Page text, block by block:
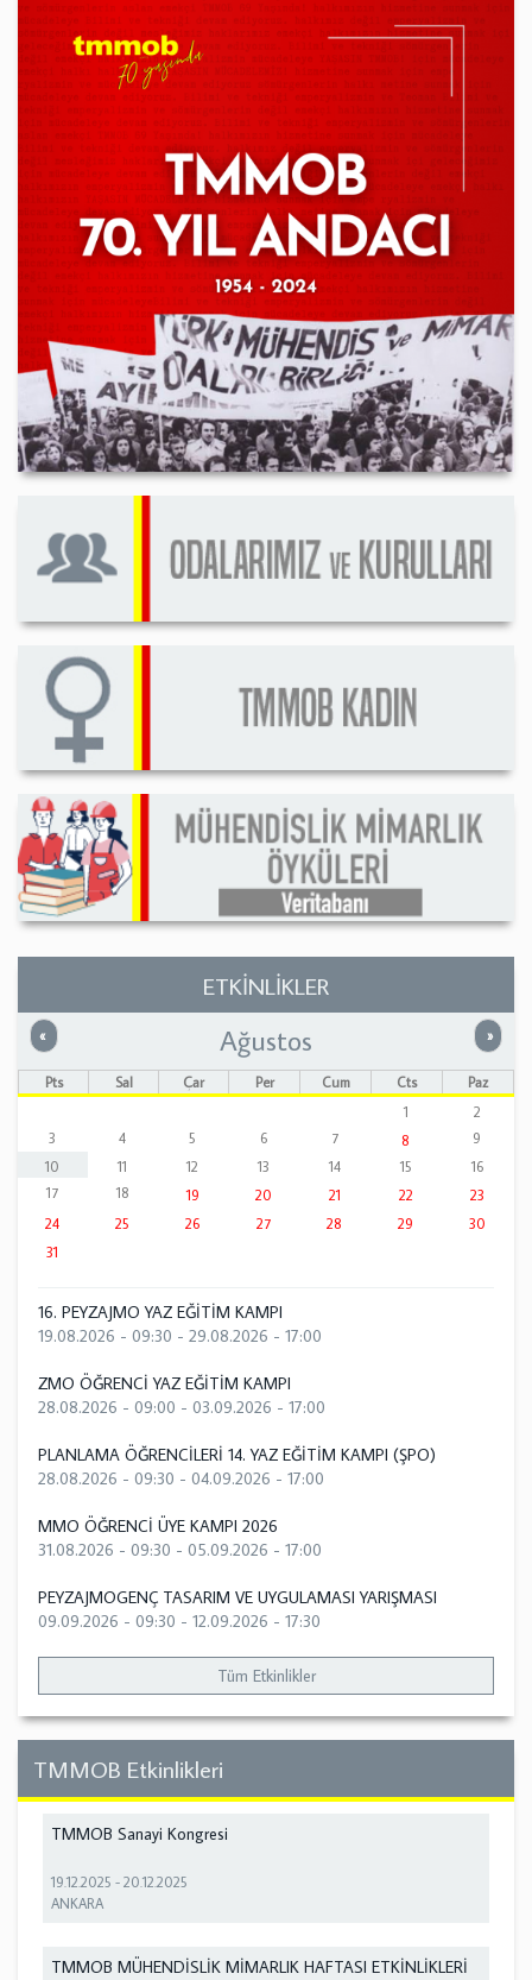
ETKİNLİKLER
« Önceki »
Ağustos
Pts Sal Çar Per Cum Cts
Paz
1
2
3
4 5 6 7 8
9
10
11 12 13 14 15
16
17
18 19 20 21 22
23
24
25 26 27 28 29
30
31
16. PEYZAJMO YAZ EĞİTİM KAMPI
19.08.2026 - 09:30 - 29.08.2026 - 17:00
ZMO ÖĞRENCİ YAZ EĞİTİM KAMPI
28.08.2026 - 09:00 - 03.09.2026 - 17:00
PLANLAMA ÖĞRENCİLERİ 14. YAZ EĞİTİM KAMPI (ŞPO)
28.08.2026 - 09:30 - 04.09.2026 - 17:00
MMO ÖĞRENCİ ÜYE KAMPI 2026
31.08.2026 - 09:30 - 05.09.2026 - 17:00
PEYZAJMOGENÇ TASARIM VE UYGULAMASI YARIŞMASI
09.09.2026 - 09:30 - 12.09.2026 - 17:30
Tüm Etkinlikler
TMMOB Etkinlikleri
TMMOB Sanayi Kongresi
19.12.2025 -20.12.2025
ANKARA
TMMOB MÜHENDİSLİK MİMARLIK HAFTASI ETKİNLİKLERİ